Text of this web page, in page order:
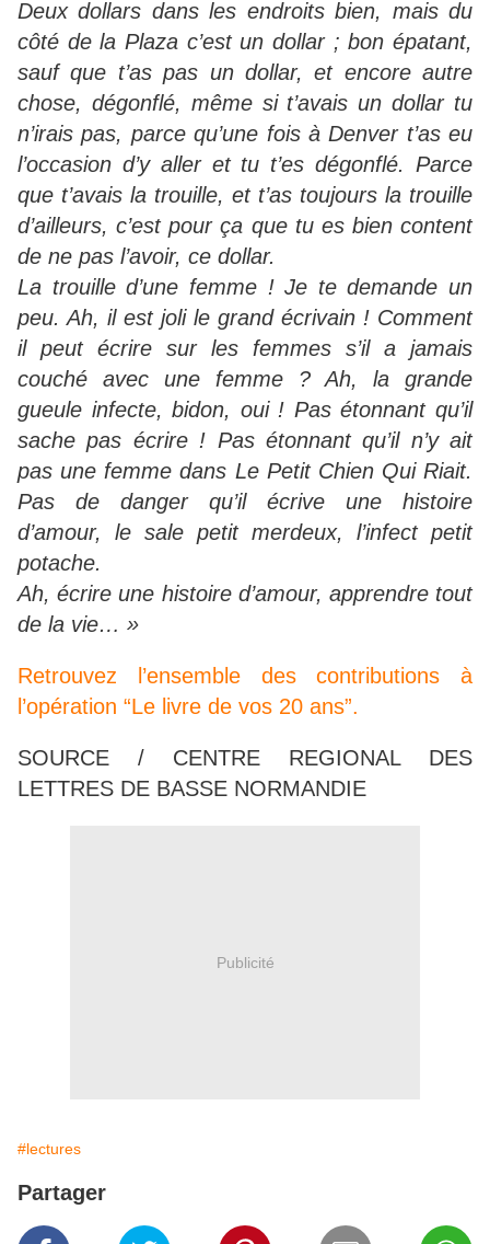
Deux dollars dans les endroits bien, mais du
côté de la Plaza c’est un dollar ; bon épatant,
sauf que t’as pas un dollar, et encore autre
chose, dégonflé, même si t’avais un dollar tu
n’irais pas, parce qu’une fois à Denver t’as eu
l’occasion d’y aller et tu t’es dégonflé. Parce
que t’avais la trouille, et t’as toujours la trouille
d’ailleurs, c’est pour ça que tu es bien content
de ne pas l’avoir, ce dollar.
La trouille d’une femme ! Je te demande un
peu. Ah, il est joli le grand écrivain ! Comment
il peut écrire sur les femmes s’il a jamais
couché avec une femme ? Ah, la grande
gueule infecte, bidon, oui ! Pas étonnant qu’il
sache pas écrire ! Pas étonnant qu’il n’y ait
pas une femme dans Le Petit Chien Qui Riait.
Pas de danger qu’il écrive une histoire
d’amour, le sale petit merdeux, l’infect petit
potache.
Ah, écrire une histoire d’amour, apprendre tout
de la vie… »
Retrouvez l’ensemble des contributions à
l’opération “Le livre de vos 20 ans”.
SOURCE / CENTRE REGIONAL DES
LETTRES DE BASSE NORMANDIE
Publicité
#lectures
Partager